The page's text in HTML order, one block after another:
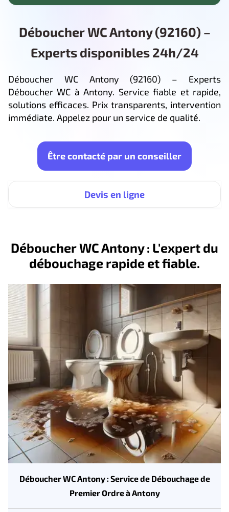
Déboucher WC Antony (92160) –
Experts disponibles 24h/24
Déboucher WC Antony (92160) – Experts
Déboucher WC à Antony. Service fiable et rapide,
solutions efficaces. Prix transparents, intervention
immédiate. Appelez pour un service de qualité.
Être contacté par un conseiller
Devis en ligne
Déboucher WC Antony : L'expert du
débouchage rapide et fiable.
Déboucher WC Antony : Service de Débouchage de
Premier Ordre à Antony